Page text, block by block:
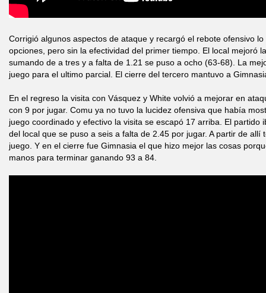
Corrigió algunos aspectos de ataque y recargó el rebote ofensivo
opciones, pero sin la efectividad del primer tiempo. El local mejoró
sumando de a tres y a falta de 1.21 se puso a ocho (63-68). La
juego para el ultimo parcial. El cierre del tercero mantuvo a
En el regreso la visita con Vásquez y White volvió a mejorar en
con 9 por jugar. Comu ya no tuvo la lucidez ofensiva que había
juego coordinado y efectivo la visita se escapó 17 arriba. El partido
del local que se puso a seis a falta de 2.45 por jugar. A partir de allí
juego. Y en el cierre fue Gimnasia el que hizo mejor las cosas
manos para terminar ganando 93 a 84.